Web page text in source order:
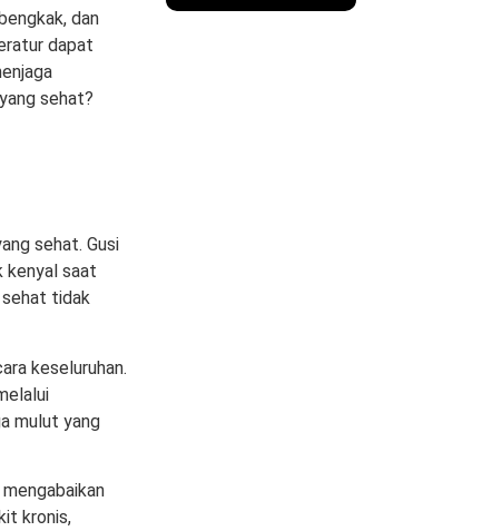
dan
dapat
sehat?
sehat. Gusi
kenyal saat
sehat tidak
keseluruhan.
mulut yang
kronis,